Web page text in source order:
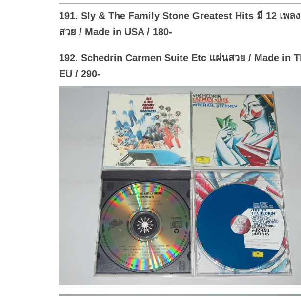
o
n
.
p
191. Sly & The Family Stone Greatest Hits มี 12 เพล
สวย / Made in USA / 180-
192. Schedrin Carmen Suite Etc แผ่นสวย / Made in
EU / 290-